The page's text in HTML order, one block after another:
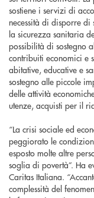
sostiene i servizi di
necessità di disporre
la sicurezza sanitaria
possibilità di sostegno
contribuiti economici e
abitative, educative e
sostegno alle piccole
delle attività
utenze, acquisti per il
“La crisi sociale ed
peggiorato le
esposto molte altre
soglia di povertà”. Ha
Caritas Italiana.
complessità del